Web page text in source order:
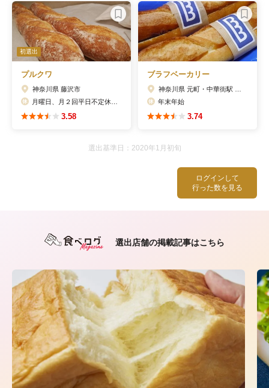
ログインして
行った数を見る
初選出
プルクワ
神奈川県 藤沢市
3.58
ブラフベーカリー
年末年始
3.74
選出基準日：2020年1月初旬
選出店舗の掲載記事はこちら